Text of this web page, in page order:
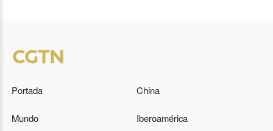
Portada China
Mundo Iberoamérica